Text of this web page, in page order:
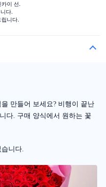
카이 선.
다.
립니다.
만들어 보세요? 비행이 끝난
다. 구매 양식에서 원하는 꽃
니다.